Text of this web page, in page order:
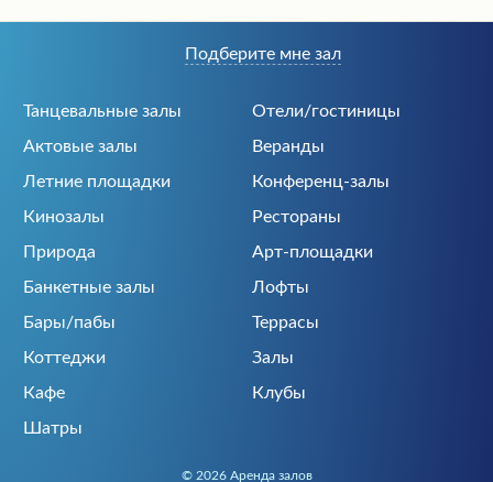
© 2026 Аренда залов
Танцевальные залы
Отели/гостиницы
Актовые залы
Веранды
Летние площадки
Конференц-залы
Кинозалы
Рестораны
Природа
Арт-площадки
Банкетные залы
Лофты
Бары/пабы
Террасы
Коттеджи
Залы
Кафе
Клубы
Шатры
Подберите мне зал